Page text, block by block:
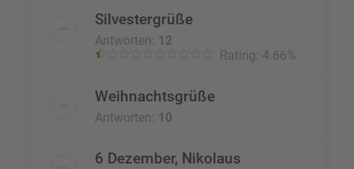
Silvestergrüße
Antworten:
12
Rating: 4.66%
Weihnachtsgrüße
Antworten: 10
6 Dezember, Nikolaus